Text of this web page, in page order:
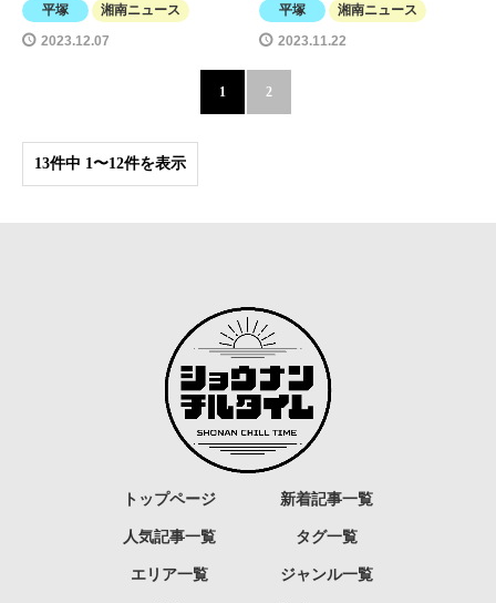
平塚
湘南ニュース
2023.12.07
平塚
湘南ニュース
2023.11.22
1 2
13件中 1〜12件を表示
トップページ 新着記事一覧
人気記事一覧 タグ一覧
エリア一覧 ジャンル一覧